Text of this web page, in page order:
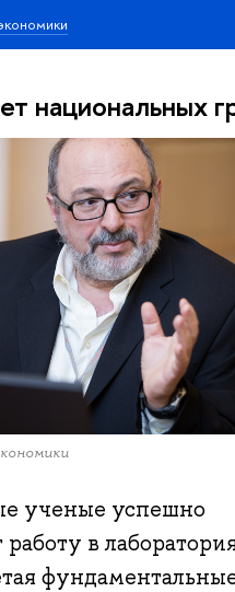
национальных
ученые успешно
в